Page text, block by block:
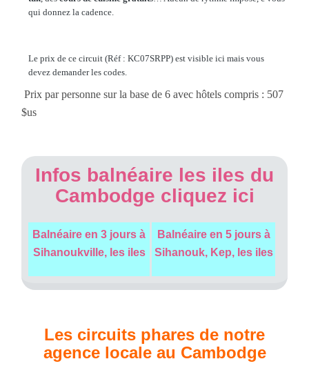
qui donnez la cadence.
Le prix de ce circuit (Réf : KC07SRPP) est visible ici mais vous
devez demander les codes.
Prix par personne sur la base de 6 avec hôtels compris : 507
$us
Infos balnéaire les iles du
Cambodge cliquez ici
Balnéaire en 3 jours à
Sihanoukville, les iles
Balnéaire en 5 jours à
Sihanouk, Kep, les iles
Les circuits phares de notre
agence locale au Cambodge